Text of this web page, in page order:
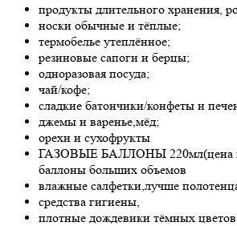
продукты длительного хранения,
носки обычные и тёплые;
термобелье утеплённое;
резиновые сапоги и берцы;
одноразовая посуда;
чай/кофе;
сладкие батончики/конфеты и
джемы и варенье,мёд;
орехи и сухофрукты
ГАЗОВЫЕ БАЛЛОНЫ 220мл(цена
баллоны больших объемов
влажные салфетки,лучше
средства гигиены,
плотные дождевики тёмных цветов